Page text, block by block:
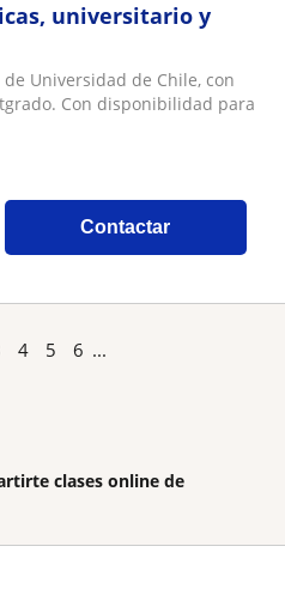
universitario y
Universidad de Chile, con
Con disponibilidad para
Contactar
4 5 6 ...
clases online de